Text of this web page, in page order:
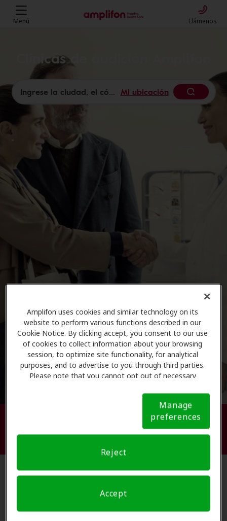
Amplifon uses cookies and similar technology on its
website to perform various functions described in our
Cookie Notice. By clicking accept, you consent to our use
of cookies to collect information about your browsing
session, to optimize site functionality, for analytical
purposes, and to advertise to you through third parties.
Please note that you cannot opt out of necessary
Notice (link here below). If you are using an opt-out
preference signal, we will honor that signal. Cookie
Manage
preferences
Reject
Accept
Menú Llámenos
Clínicas de audición Amplifon
Mi ubicación
Busque su centro de atención
auditiva.
Gracias a nuestra
, ningún proveedor de